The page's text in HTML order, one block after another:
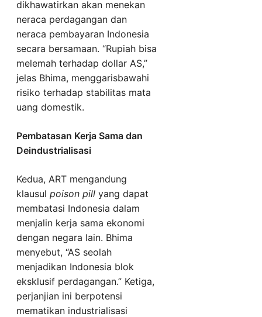
dikhawatirkan akan menekan
neraca perdagangan dan
neraca pembayaran Indonesia
secara bersamaan. “Rupiah bisa
melemah terhadap dollar AS,”
jelas Bhima, menggarisbawahi
risiko terhadap stabilitas mata
uang domestik.
Pembatasan Kerja Sama dan
Deindustrialisasi
Kedua, ART mengandung
klausul poison pill yang dapat
membatasi Indonesia dalam
menjalin kerja sama ekonomi
dengan negara lain. Bhima
menyebut, “AS seolah
menjadikan Indonesia blok
eksklusif perdagangan.” Ketiga,
perjanjian ini berpotensi
mematikan industrialisasi